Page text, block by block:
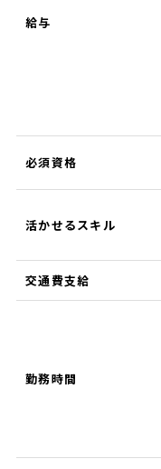
給与
必須資格
活かせるスキル
交通費支給
勤務時間